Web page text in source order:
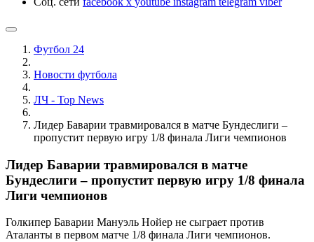
Футбол 24
Новости футбола
ЛЧ - Top News
Лидер Баварии травмировался в матче Бундеслиги –
пропустит первую игру 1/8 финала Лиги чемпионов
Лидер Баварии травмировался в матче
Бундеслиги – пропустит первую игру 1/8 финала
Лиги чемпионов
Голкипер Баварии Мануэль Нойер не сыграет против
Аталанты в первом матче 1/8 финала Лиги чемпионов.